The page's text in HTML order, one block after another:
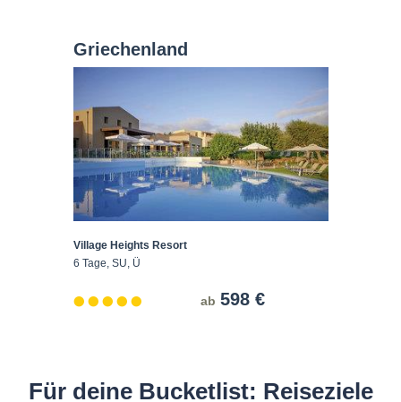
Griechenland
Village Heights Resort
6 Tage, SU, Ü
ab 598 €
Für deine Bucketlist: Reiseziele